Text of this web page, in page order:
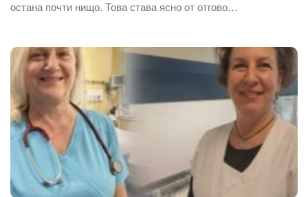
остана почти нищо. Това става ясно от отгово…